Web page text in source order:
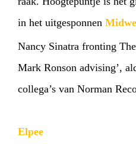
in het uitgesponnen
Nancy Sinatra fronting
Mark Ronson advising’,
collega’s van Norman
Elpee